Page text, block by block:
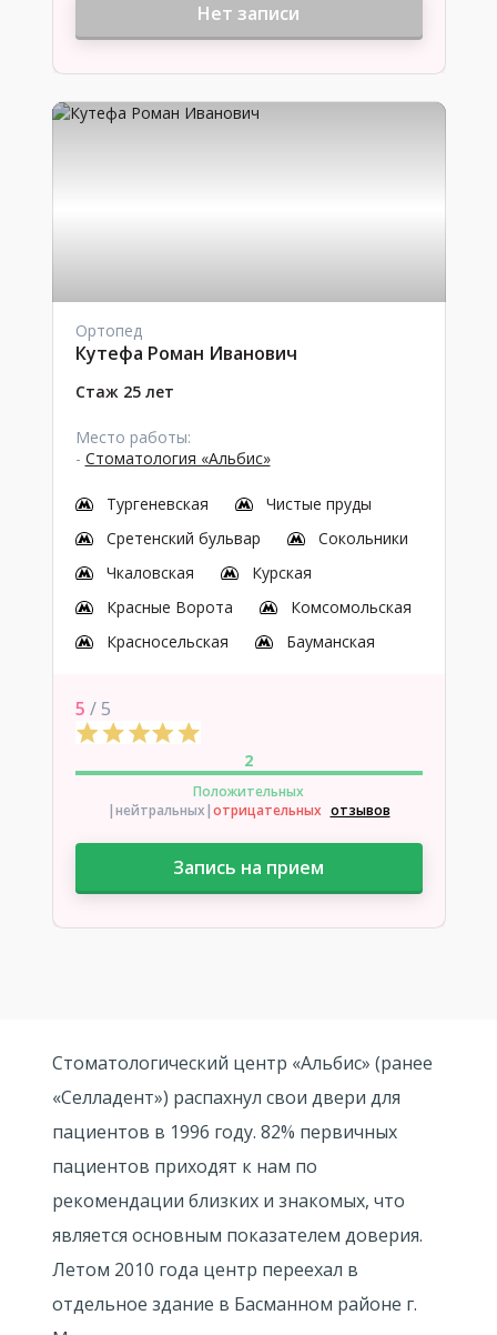
Нет записи
Ортопед
Кутефа Роман Иванович
Стаж 25 лет
Место работы:
- Стоматология «Альбис»
Тургеневская
Чистые пруды
Сретенский бульвар
Сокольники
Чкаловская
Курская
Красные Ворота
Комсомольская
Красносельская
Бауманская
5 / 5
2
Положительных
|нейтральных|отрицательных отзывов
Запись на прием
Стоматологический центр «Альбис» (ранее
«Селладент») распахнул свои двери для
пациентов в 1996 году. 82% первичных
пациентов приходят к нам по
рекомендации близких и знакомых, что
является основным показателем доверия.
Летом 2010 года центр переехал в
отдельное здание в Басманном районе г.